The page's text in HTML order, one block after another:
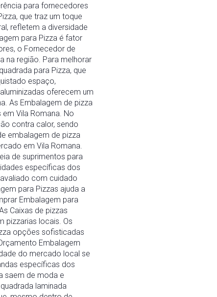
para fornecedores
que traz um toque
refletem a diversidade
para Pizza é fator
o Fornecedor de
na região. Para melhorar
para Pizza, que
espaço,
oferecem um
As Embalagem de pizza
Vila Romana. No
contra calor, sendo
embalagem de pizza
em Vila Romana.
de suprimentos para
específicas dos
com cuidado
para Pizzas ajuda a
Embalagem para
Caixas de pizzas
pizzarias locais. Os
opções sofisticadas
Embalagem
do mercado local se
específicas dos
saem de moda e
laminada